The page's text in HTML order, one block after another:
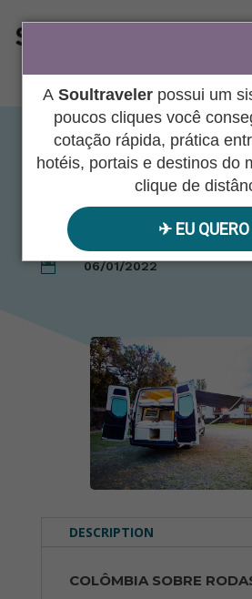
A Soultraveler possui um
poucos cliques você
cotação rápida, prática
hotéis, portais e destinos do
clique de
✈︎ EU QUERO
ÁREA DO
COLÔMBIA
Rodas
 06/01/2022
DESCRIPTION
COLÔMBIA SOBRE